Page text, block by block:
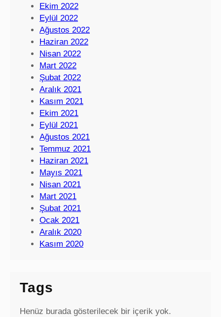
Ekim 2022
Eylül 2022
Ağustos 2022
Haziran 2022
Nisan 2022
Mart 2022
Şubat 2022
Aralık 2021
Kasım 2021
Ekim 2021
Eylül 2021
Ağustos 2021
Temmuz 2021
Haziran 2021
Mayıs 2021
Nisan 2021
Mart 2021
Şubat 2021
Ocak 2021
Aralık 2020
Kasım 2020
Tags
Henüz burada gösterilecek bir içerik yok.